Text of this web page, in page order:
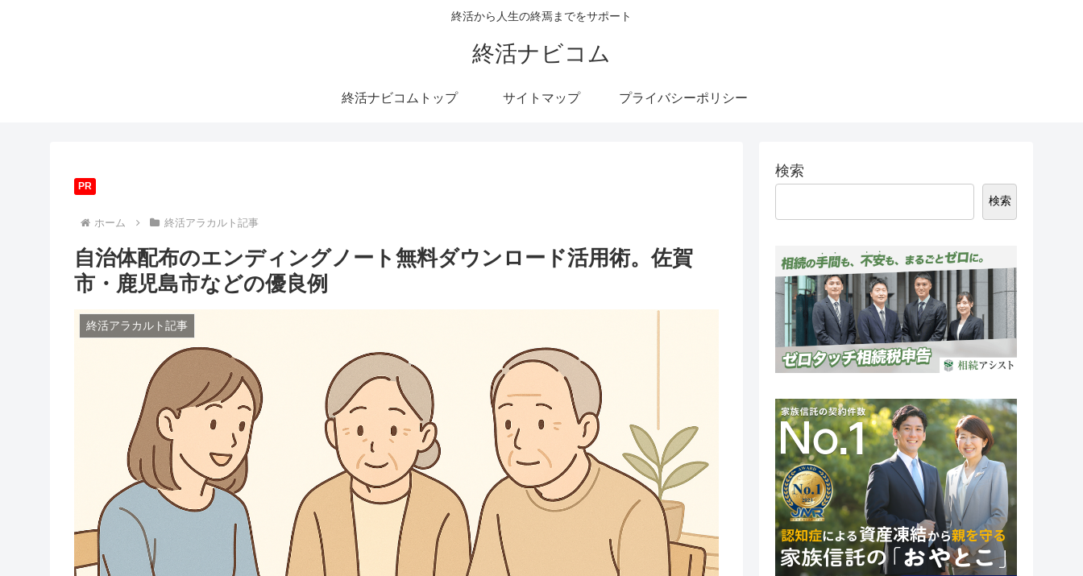
終活から人生の終焉までをサポート
終活ナビコム
終活ナビコムトップ サイトマップ プライバシーポリシー
PR
ホーム 終活アラカルト記事
自治体配布のエンディングノート無料ダウンロード活用術。佐賀
市・鹿児島市などの優良例
終活アラカルト記事
検索
検索